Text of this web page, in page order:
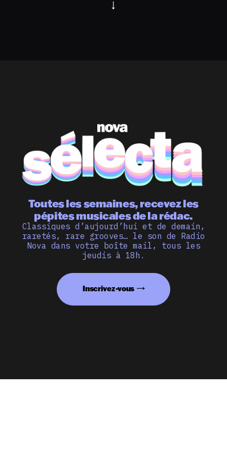
Toutes les semaines, recevez les
pépites musicales de la rédac.
Classiques d’aujourd’hui et de demain,
raretés, rare grooves… le son de Radio
Nova dans votre boîte mail, tous les
jeudis à 18h.
Inscrivez-vous